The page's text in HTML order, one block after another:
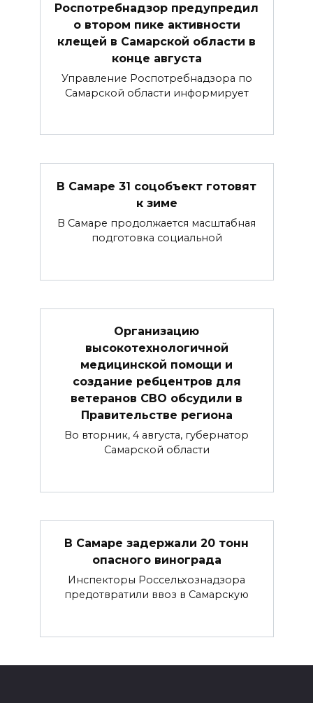
Роспотребнадзор предупредил
о втором пике активности
клещей в Самарской области в
конце августа
Управление Роспотребнадзора по
Самарской области информирует
В Самаре 31 соцобъект готовят
к зиме
В Самаре продолжается масштабная
подготовка социальной
Организацию
высокотехнологичной
медицинской помощи и
создание ребцентров для
ветеранов СВО обсудили в
Правительстве региона
Во вторник, 4 августа, губернатор
Самарской области
В Самаре задержали 20 тонн
опасного винограда
Инспекторы Россельхознадзора
предотвратили ввоз в Самарскую